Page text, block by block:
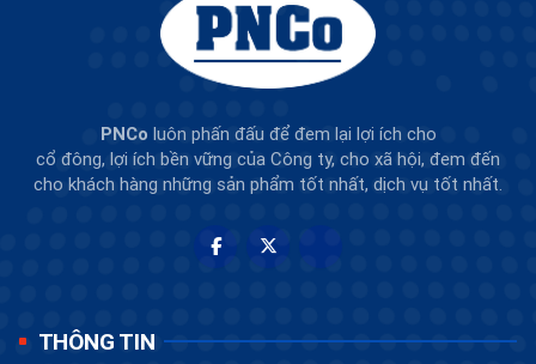
PNCo luôn phấn đấu để đem lại lợi ích cho
cổ đông, lợi ích bền vững của Công ty, cho xã hội, đem đến
cho khách hàng những sản phẩm tốt nhất, dịch vụ tốt nhất.
THÔNG TIN